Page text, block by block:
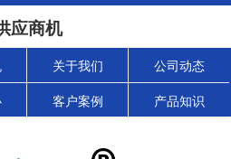
应商机
关于我们 公司动态
客户案例 产品知识